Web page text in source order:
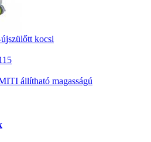
kocsi
állítható magasságú